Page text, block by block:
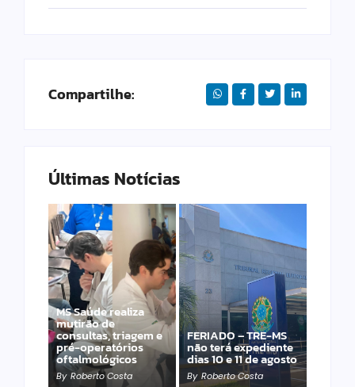
Compartilhe:
Últimas Notícias
MS Saúde realiza
mutirão de
consultas, triagem e
pré-operatórios
oftalmológicos
By Roberto Costa
FERIADO – TRE-MS
não terá expediente
dias 10 e 11 de agosto
By Roberto Costa
Laranja azeda atrai
investimento
francês para
produção de óleos
essenciais
By Roberto Costa